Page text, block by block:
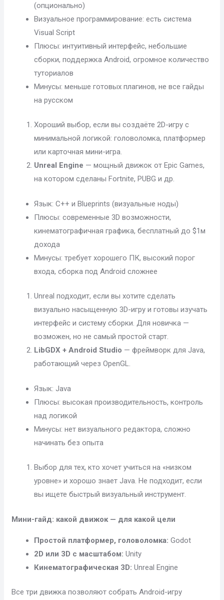
(опционально)
Визуальное программирование: есть система
Visual Script
Плюсы: интуитивный интерфейс, небольшие
сборки, поддержка Android, огромное количество
туториалов
Минусы: меньше готовых плагинов, не все гайды
на русском
Хороший выбор, если вы создаёте 2D-игру с
минимальной логикой: головоломка, платформер
или карточная мини-игра.
Unreal Engine — мощный движок от Epic Games,
на котором сделаны Fortnite, PUBG и др.
Язык: C++ и Blueprints (визуальные ноды)
Плюсы: современные 3D возможности,
кинематографичная графика, бесплатный до $1м
дохода
Минусы: требует хорошего ПК, высокий порог
входа, сборка под Android сложнее
Unreal подходит, если вы хотите сделать
визуально насыщенную 3D-игру и готовы изучать
интерфейс и систему сборки. Для новичка —
возможен, но не самый простой старт.
LibGDX + Android Studio — фреймворк для Java,
работающий через OpenGL.
Язык: Java
Плюсы: высокая производительность, контроль
над логикой
Минусы: нет визуального редактора, сложно
начинать без опыта
Выбор для тех, кто хочет учиться на «низком
уровне» и хорошо знает Java. Не подходит, если
вы ищете быстрый визуальный инструмент.
Мини-гайд: какой движок — для какой цели
Простой платформер, головоломка: Godot
2D или 3D с масштабом: Unity
Кинематографическая 3D: Unreal Engine
Все три движка позволяют собрать Android-игру